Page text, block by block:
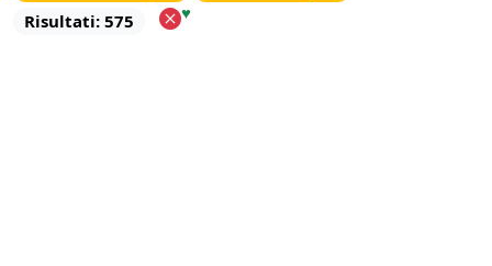
Risultati: 575
♥